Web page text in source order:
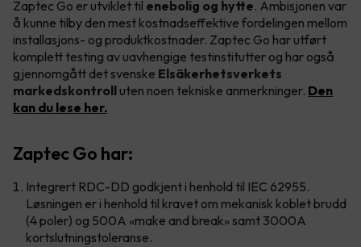
Zaptec Go er utviklet til enebolig og hytte. Ambisjonen var
å kunne tilby den mest kostnadseffektive fordelingen mellom
installasjons- og produktkostnader. Zaptec Go har utført
komplett testing av uavhengige testinstitutter og har også
gjennomgått det svenske Elsäkerhetsverkets
markedskontroll uten noen tekniske anmerkninger. Den
kan du lese her.
Zaptec Go har:
Integrert RDC-DD godkjent i henhold til IEC 62955.
Løsningen er i henhold til kravet om mekanisk koblet brudd
(4 poler) og 500A «make and break» samt 3000A
kortslutningstoleranse.